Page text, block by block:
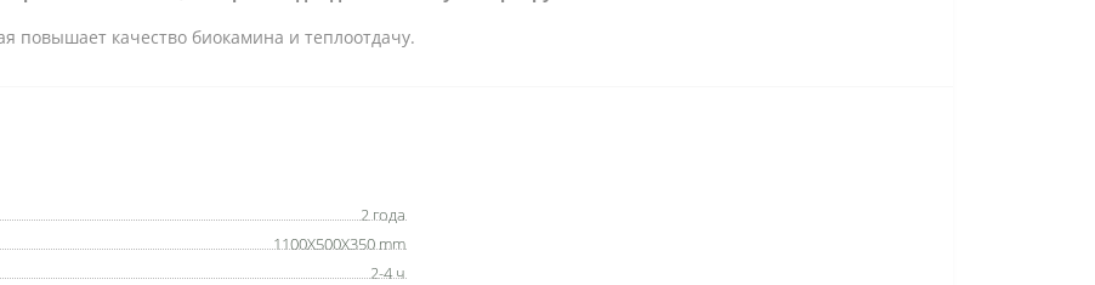
повышает качество биокамина и теплоотдачу.
2 года
1100X500X350 mm
2-4 ч